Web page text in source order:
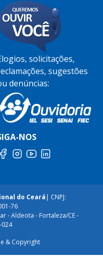
solicitações,
sugestões
denúncias:
NOS
do Ceará | CNPJ:
76
- Aldeota - Fortaleza/CE -
024
& Copyright